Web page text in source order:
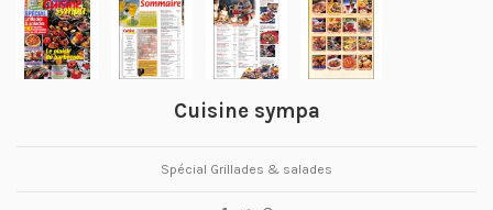
Cuisine sympa
Spécial Grillades & salades